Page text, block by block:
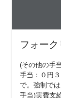
フォー
(その他の手
手当：０円
で。強制で
手当)実費支